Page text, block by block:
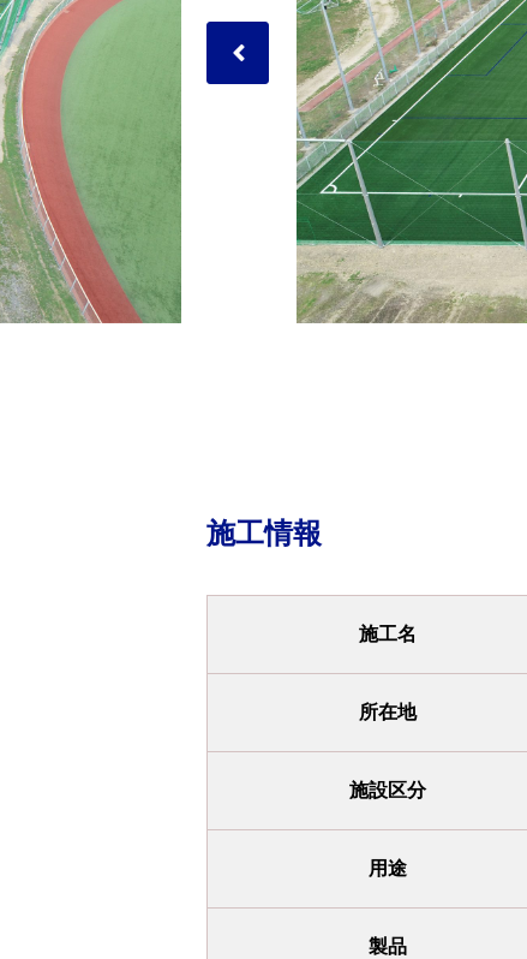
施工情報
施工名
所在地
施設区分
用途
製品